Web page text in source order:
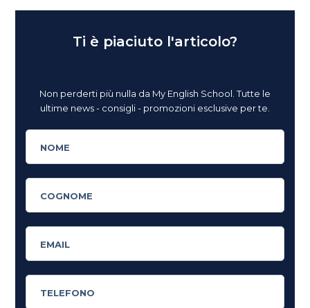
Ti è piaciuto l'articolo?
Non perderti più nulla da My English School. Tutte le
ultime news - consigli - promozioni esclusive per te.